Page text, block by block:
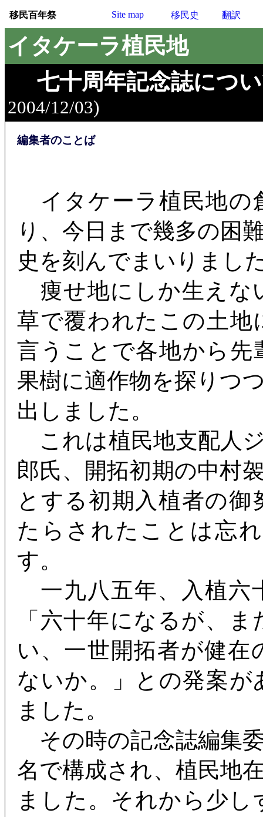
移民百年祭 Site map 移民史 翻訳
イタケーラ植民地
七十周年記念誌につ
2004/12/03)
編集者のことば
イタケーラ植民地の
り、今日まで幾多の困
史を刻んでまいりまし
痩せ地にしか生えな
草で覆われたこの土地
言うことで各地から先
果樹に適作物を探りつ
出しました。
これは植民地支配人
郎氏、開拓初期の中村
とする初期入植者の
たらされたことは忘
す。
一九八五年、入植六
「六十年になるが、
い、一世開拓者が健
ないか。」との発案
ました。
その時の記念誌編集
名で構成され、植民地
ました。それから少